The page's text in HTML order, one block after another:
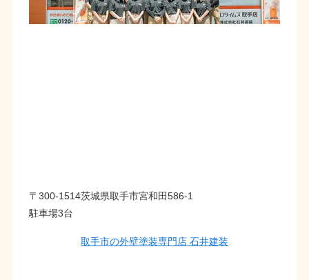
〒300-1514茨城県取手市宮和田586-1
駐車場3台
取手市の外壁塗装専門店 石井建装